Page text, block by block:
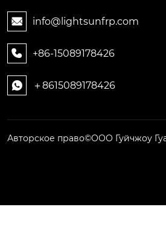
 info@lightsunfrp.com
 +86-15089178426
 ＋8615089178426
Авторское право©ООО Гуйчжоу